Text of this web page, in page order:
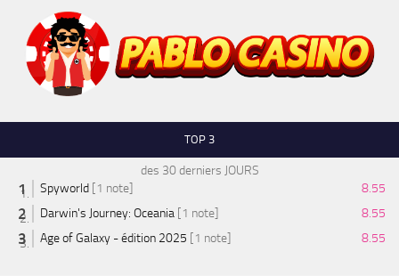
TOP 3
des 30 derniers JOURS
Spyworld [1 note]
8.55
Darwin's Journey: Oceania [1 note]
8.55
Age of Galaxy - édition 2025 [1 note] 8.55